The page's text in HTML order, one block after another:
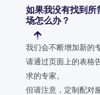
如果我没有找到所
场怎么办？
我们会不断增加新的
请通过页面上的表格
求的专家。
但请注意，定制配对